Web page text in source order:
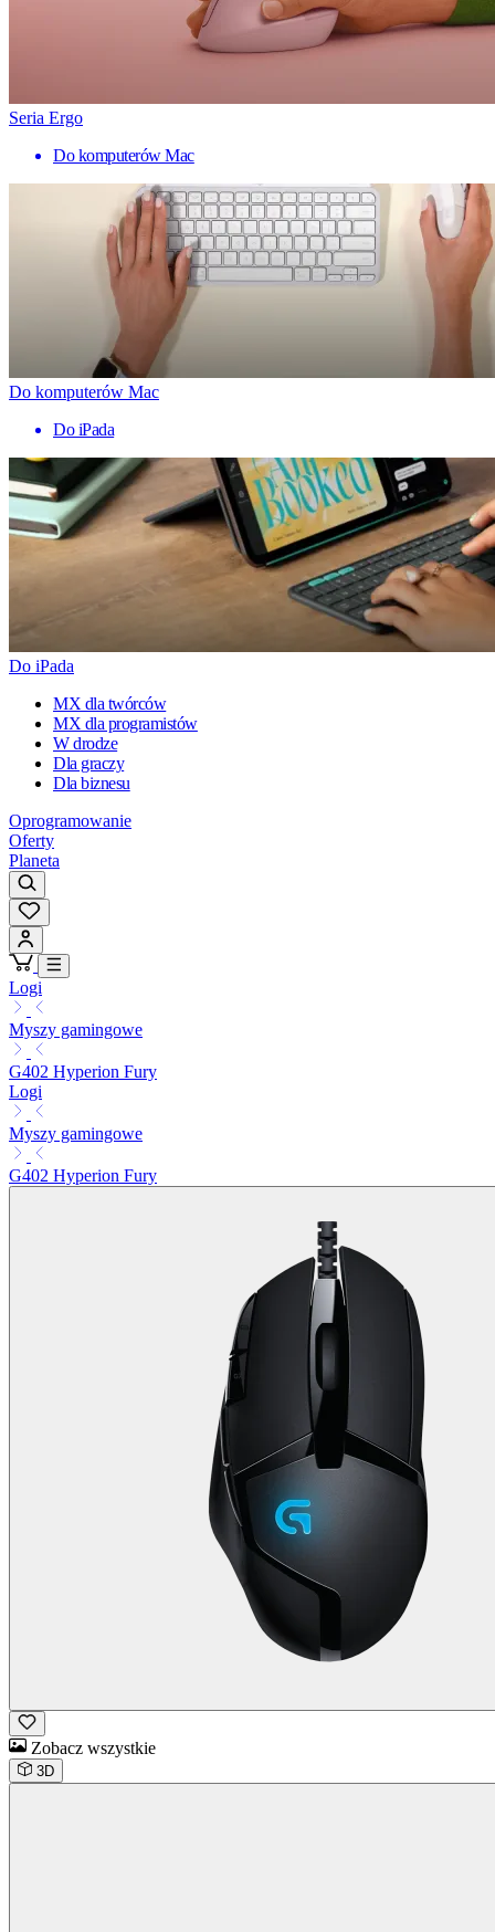
Seria Ergo
Do komputerów Mac
Do komputerów Mac
Do iPada
Do iPada
MX dla twórców
MX dla programistów
W drodze
Dla graczy
Dla biznesu
Oprogramowanie
Oferty
Planeta
Logi
Myszy gamingowe
G402 Hyperion Fury
Logi
Myszy gamingowe
G402 Hyperion Fury
Zobacz wszystkie
3D